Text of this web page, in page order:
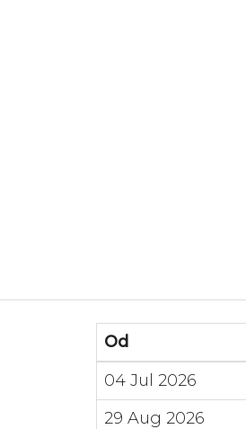
Od
04 Jul 2026
29 Aug 2026